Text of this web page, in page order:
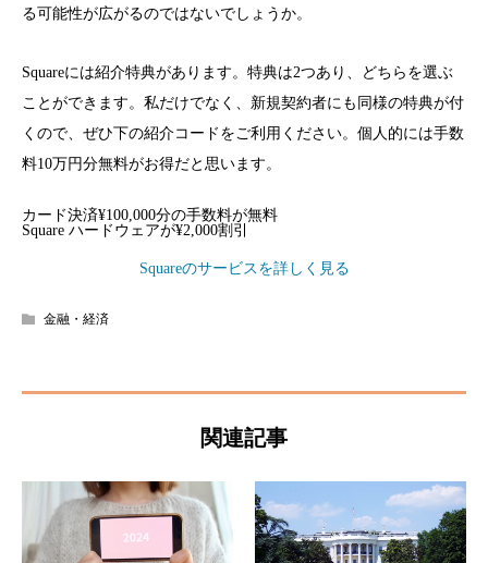
る可能性が広がるのではないでしょうか。
Squareには紹介特典があります。特典は2つあり、どちらを選ぶ
ことができます。私だけでなく、新規契約者にも同様の特典が付
くので、ぜひ下の紹介コードをご利用ください。個人的には手数
料10万円分無料がお得だと思います。
カード決済¥100,000分の手数料が無料
Square ハードウェアが¥2,000割引
Squareのサービスを詳しく見る
金融・経済
関連記事